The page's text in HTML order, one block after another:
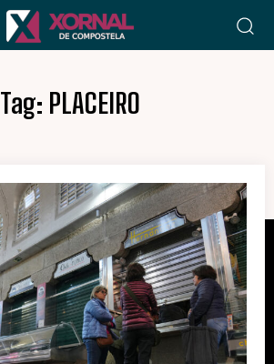
Tag: PLACEIRO